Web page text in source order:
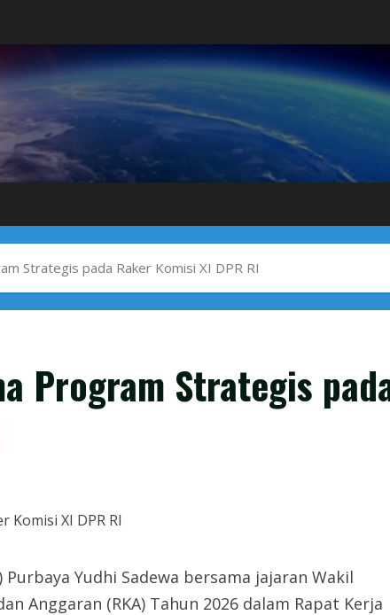
Strategis pada Raker Komisi XI DPR RI
Program Strategis
Yudhi Sadewa bersama jajaran Wakil
Anggaran (RKA) Tahun 2026 dalam Rapat Kerja